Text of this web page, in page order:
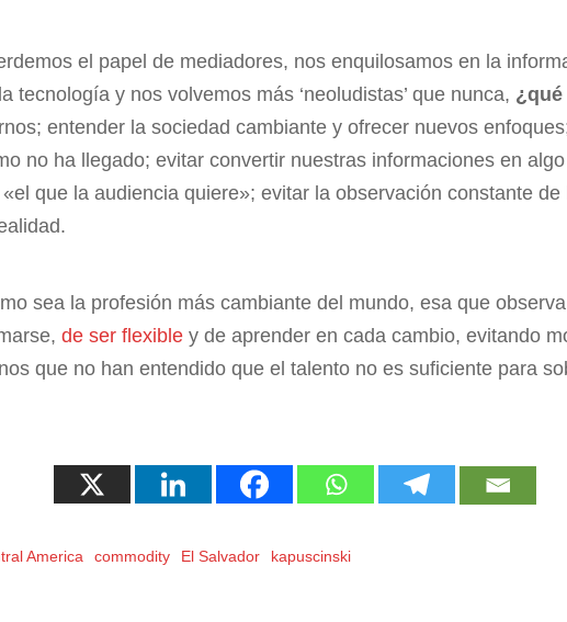
el papel de mediadores, nos enquilosamos en la
tecnología y nos volvemos más ‘neoludistas’ que nunca,
entender la sociedad cambiante y ofrecer nuevos
no ha llegado; evitar convertir nuestras informaciones en
que la audiencia quiere»; evitar la observación constante
sea la profesión más cambiante del mundo, esa que
de ser flexible y de aprender en cada cambio, evitando
que no han entendido que el talento no es suficiente para
America commodity El Salvador kapuscinski